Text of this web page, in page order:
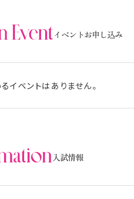
イベントお申し込み
ベントはありません。
入試情報